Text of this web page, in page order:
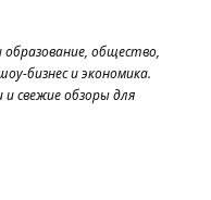
общество,
бизнес и экономика.
свежие обзоры для